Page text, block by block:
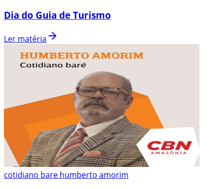
Dia do Guia de Turismo
Ler matéria
cotidiano bare humberto amorim